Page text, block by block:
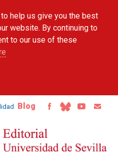
help us give you the best
website. By continuing to
to our use of these
Blog